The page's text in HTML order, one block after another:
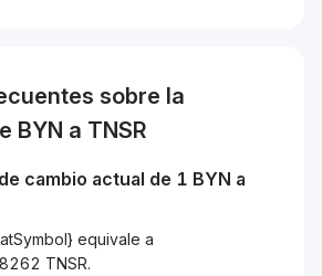
sobre la
BYN a TNSR
cambio actual de 1 BYN a
equivale a
TNSR.